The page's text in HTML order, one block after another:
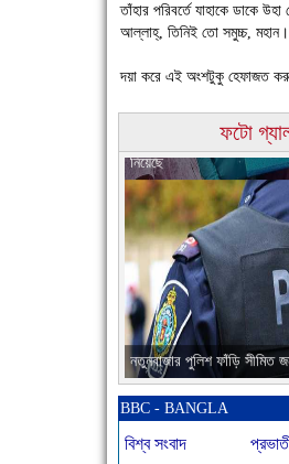
তাঁহার পরিবর্তে যাহাকে ডাকে
আল্লাহ্, তিনিই তো সমুচ্চ,
দয়া করে এই অংশটুকু হেফাজত
ফটো
চাঁদপুরের মানুষ তাদের পুরোটা
নতুনবাজার পুলিশ ফাঁড়ি সীমিত
করছে
BBC - BANGLA
বিশ্ব সংবাদ